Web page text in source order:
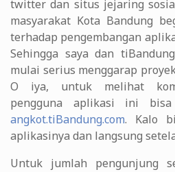
twitter dan situs jejaring
masyarakat Kota Bandung
terhadap pengembangan
Sehingga saya dan
mulai serius menggarap
O iya, untuk melihat
pengguna aplikasi ini
angkot.tiBandung.com. Kalo
aplikasinya dan langsung
Untuk jumlah pengunjung